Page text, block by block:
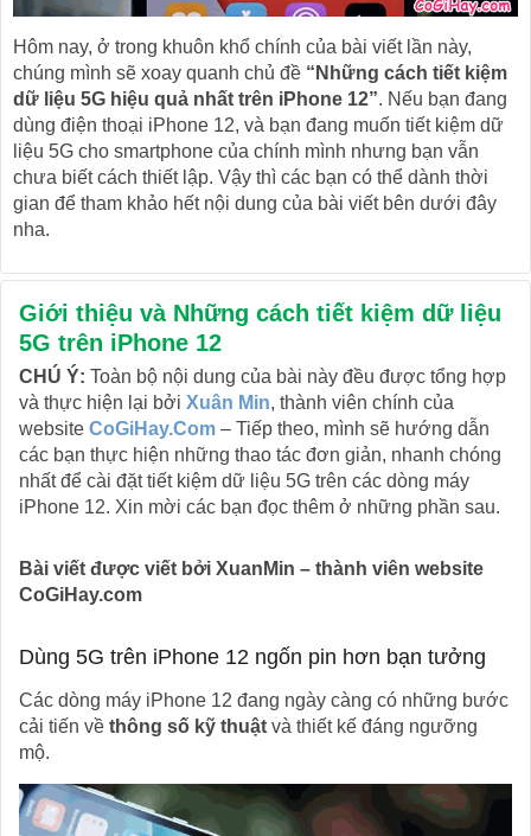
Hôm nay, ở trong khuôn khổ chính của bài viết lần này,
chúng mình sẽ xoay quanh chủ đề “Những cách tiết kiệm
dữ liệu 5G hiệu quả nhất trên iPhone 12”. Nếu bạn đang
dùng điện thoại iPhone 12, và bạn đang muốn tiết kiệm dữ
liệu 5G cho smartphone của chính mình nhưng bạn vẫn
chưa biết cách thiết lập. Vậy thì các bạn có thể dành thời
gian để tham khảo hết nội dung của bài viết bên dưới đây
nha.
Giới thiệu và Những cách tiết kiệm dữ liệu
5G trên iPhone 12
CHÚ Ý: Toàn bộ nội dung của bài này đều được tổng hợp
và thực hiện lại bởi Xuân Min, thành viên chính của
website CoGiHay.Com – Tiếp theo, mình sẽ hướng dẫn
các bạn thực hiện những thao tác đơn giản, nhanh chóng
nhất để cài đặt tiết kiệm dữ liệu 5G trên các dòng máy
iPhone 12. Xin mời các bạn đọc thêm ở những phần sau.
Bài viết được viết bởi XuanMin – thành viên website
CoGiHay.com
Dùng 5G trên iPhone 12 ngốn pin hơn bạn tưởng
Các dòng máy iPhone 12 đang ngày càng có những bước
cải tiến về thông số kỹ thuật và thiết kế đáng ngưỡng
mộ.